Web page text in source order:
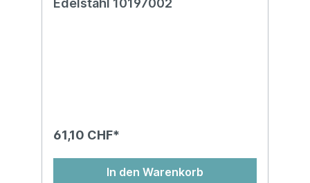
61,10 CHF*
In den Warenkorb